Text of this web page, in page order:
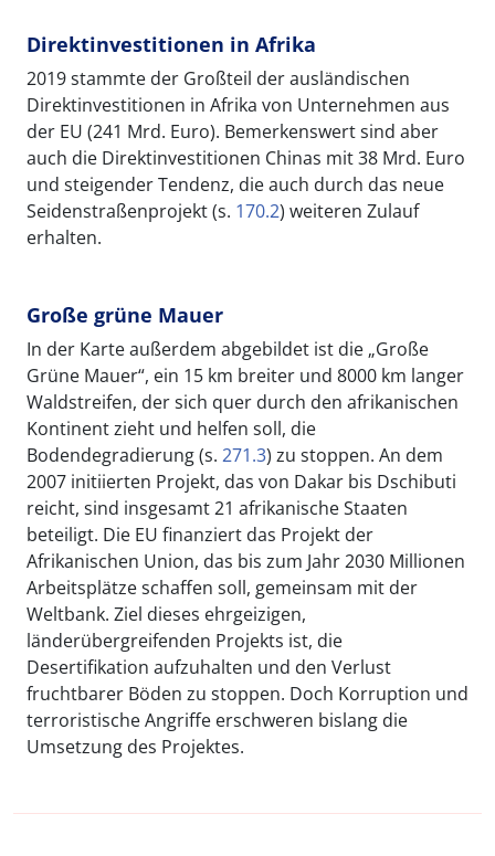
Direktinvestitionen in Afrika
2019 stammte der Großteil der ausländischen
Direktinvestitionen in Afrika von Unternehmen aus
der EU (241 Mrd. Euro). Bemerkenswert sind aber
auch die Direktinvestitionen Chinas mit 38 Mrd. Euro
und steigender Tendenz, die auch durch das neue
Seidenstraßenprojekt (s. 170.2) weiteren Zulauf
erhalten.
Große grüne Mauer
In der Karte außerdem abgebildet ist die „Große
Grüne Mauer“, ein 15 km breiter und 8000 km langer
Waldstreifen, der sich quer durch den afrikanischen
Kontinent zieht und helfen soll, die
Bodendegradierung (s. 271.3) zu stoppen. An dem
2007 initiierten Projekt, das von Dakar bis Dschibuti
reicht, sind insgesamt 21 afrikanische Staaten
beteiligt. Die EU finanziert das Projekt der
Afrikanischen Union, das bis zum Jahr 2030 Millionen
Arbeitsplätze schaffen soll, gemeinsam mit der
Weltbank. Ziel dieses ehrgeizigen,
länderübergreifenden Projekts ist, die
Desertifikation aufzuhalten und den Verlust
fruchtbarer Böden zu stoppen. Doch Korruption und
terroristische Angriffe erschweren bislang die
Umsetzung des Projektes.